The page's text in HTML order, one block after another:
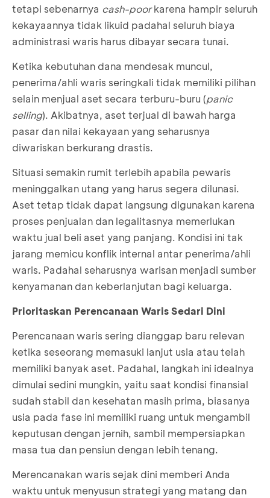
tetapi sebenarnya cash-poorkarena hampir seluruh
kekayaannya tidak likuid padahal seluruh biaya
administrasi waris harus dibayar secara tunai.
Ketika kebutuhan dana mendesak muncul,
penerima/ahli waris seringkali tidak memiliki pilihan
selain menjual aset secara terburu-buru (panic
selling). Akibatnya, aset terjual di bawah harga
pasar dan nilai kekayaan yang seharusnya
diwariskan berkurang drastis.
Situasi semakin rumit terlebih apabila pewaris
meninggalkan utang yang harus segera dilunasi.
Aset tetap tidak dapat langsung digunakan karena
proses penjualan dan legalitasnya memerlukan
waktu jual beli aset yang panjang. Kondisi ini tak
jarang memicu konflik internal antar penerima/ahli
waris. Padahal seharusnya warisan menjadi sumber
kenyamanan dan keberlanjutan bagi keluarga.
Prioritaskan Perencanaan Waris Sedari Dini
Perencanaan waris sering dianggap baru relevan
ketika seseorang memasuki lanjut usia atau telah
memiliki banyak aset. Padahal, langkah ini idealnya
dimulai sedini mungkin, yaitu saat kondisi finansial
sudah stabil dan kesehatan masih prima, biasanya
usia pada fase ini memiliki ruang untuk mengambil
keputusan dengan jernih, sambil mempersiapkan
masa tua dan pensiun dengan lebih tenang.
Merencanakan waris sejak dini memberi Anda
waktu untuk menyusun strategi yang matang dan